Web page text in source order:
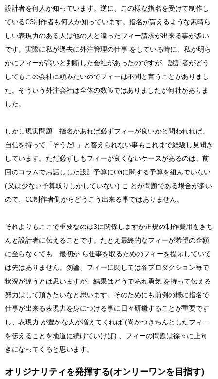
設計者を何人か知っています。逆に、この様な指名を受けて制作し
ているCG制作者も何人か知っています。指名が貰えるような素晴ら
しい表現力のある人は他の人と違ったフィー請求が出来る事が多い
です。実際に私が過去に外注管理の仕事 をしている時に、私が明ら
かにフィーが高いと判断した会社があったのですが、設計者がどう
してもこの会社に頼みたいのでフィーは不問と言うことがありまし
た。そういう外注会社は全体の数%ではありましたが何社かありま
した。
しかし現実問題、指名があれば必ずフィーが良いかと問われれば、
自信を持って「そうだ! 」と答えられない事もこれまで経験し見聞き
しています。ただ必ずしもフィーが良くないケースがあるのは、前
回のコラムでお話しした設計予算にCGに関する予算を組んでいない
(又は少ない予算取りしかしていない) こ とが問題である場合が多い
ので、CG制作者側からどうこう出来る事ではありません。
それよりもここで重要なのは3に関係しますが正規の制作費用をきち
んと設計者に伝えることです。たとえ最終的なフィーが希望の金額
に至らなくても、最初か ら仕事を取るためのフィーを提示していて
は先はありません。勿論、フィーに関しては各プロダクション毎で
状況が違うとは思いますが、結果はどうであれ勇気 を持って伝える
努力はして頂きたいなと思います。そのためにも前例の様に指名で
仕事が出来る表現力を身につける事に日々研鑽することが重要です
し、表現力 が豊かな人が増えてくれば (尚かつきちんとしたフィー
を伝えることを地道に続けていけば) 、フィーの問題は徐々に上向
きになってくると思います。
オリジナリティを発揮する(オンリーワンを目指す)